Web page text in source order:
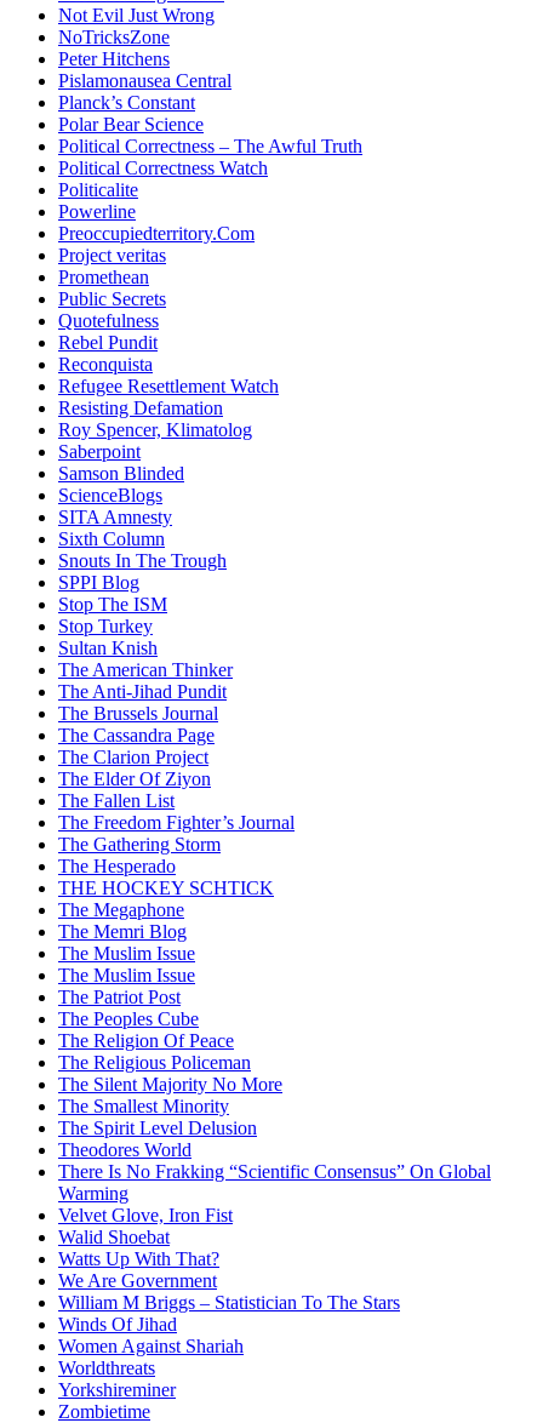
Not Evil Just Wrong
NoTricksZone
Peter Hitchens
Pislamonausea Central
Planck’s Constant
Polar Bear Science
Political Correctness – The Awful Truth
Political Correctness Watch
Politicalite
Powerline
Preoccupiedterritory.Com
Project veritas
Promethean
Public Secrets
Quotefulness
Rebel Pundit
Reconquista
Refugee Resettlement Watch
Resisting Defamation
Roy Spencer, Klimatolog
Saberpoint
Samson Blinded
ScienceBlogs
SITA Amnesty
Sixth Column
Snouts In The Trough
SPPI Blog
Stop The ISM
Stop Turkey
Sultan Knish
The American Thinker
The Anti-Jihad Pundit
The Brussels Journal
The Cassandra Page
The Clarion Project
The Elder Of Ziyon
The Fallen List
The Freedom Fighter’s Journal
The Gathering Storm
The Hesperado
THE HOCKEY SCHTICK
The Megaphone
The Memri Blog
The Muslim Issue
The Muslim Issue
The Patriot Post
The Peoples Cube
The Religion Of Peace
The Religious Policeman
The Silent Majority No More
The Smallest Minority
The Spirit Level Delusion
Theodores World
There Is No Frakking “Scientific Consensus” On Global
Warming
Velvet Glove, Iron Fist
Walid Shoebat
Watts Up With That?
We Are Government
William M Briggs – Statistician To The Stars
Winds Of Jihad
Women Against Shariah
Worldthreats
Yorkshireminer
Zombietime